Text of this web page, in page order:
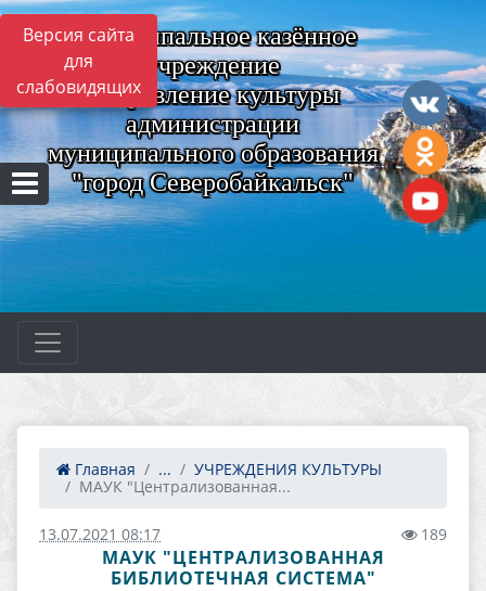
Версия сайта
для
слабовидящих
Муниципальное казённое
учреждение
"Управление культуры
администрации
муниципального образования
"город Северобайкальск"
Главная ...
УЧРЕЖДЕНИЯ КУЛЬТУРЫ
МАУК "Централизованная...
13.07.2021 08:17 189
МАУК "ЦЕНТРАЛИЗОВАННАЯ
БИБЛИОТЕЧНАЯ СИСТЕМА"